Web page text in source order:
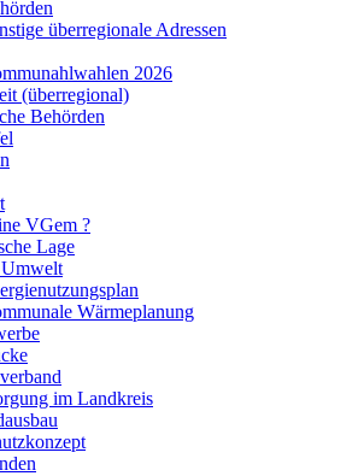
überregionale Adressen
2026
(überregional)
Behörden
VGem ?
Lage
Wärmeplanung
im Landkreis